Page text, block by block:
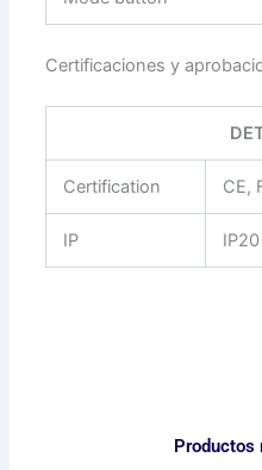
Certificaciones y
Certification CE,
IP IP20
Productos